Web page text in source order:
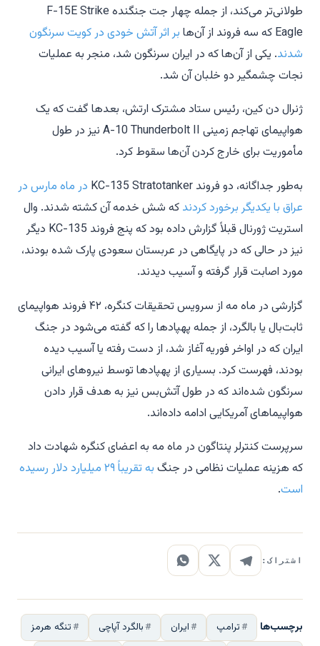
طولانی‌تر می‌کند، از جمله چهار جت جنگنده F-15E Strike
Eagle که سه فروند از آن‌ها
بر اثر آتش خودی در کویت سرنگون
شدند. یکی از آن‌ها که در ایران سرنگون شد، منجر به عملیات
نجات چشمگیر دو خلبان آن شد.
ژنرال دن کین، رئیس ستاد مشترک ارتش، بعدها گفت که یک
هواپیمای تهاجم زمینی A-10 Thunderbolt II نیز در طول
مأموریت برای خارج کردن آن‌ها سقوط کرد.
به‌طور جداگانه، دو فروند KC-135 Stratotanker
در ماه مارس در
عراق با یکدیگر برخورد کردند که شش خدمه آن کشته شدند. وال
استریت ژورنال قبلاً گزارش داده بود که پنج فروند KC-135 دیگر
نیز در حالی که در پایگاهی در عربستان سعودی پارک شده بودند،
مورد اصابت قرار گرفته و آسیب دیدند.
گزارشی در ماه مه از سرویس تحقیقات کنگره، ۴۲ فروند هواپیمای
ثابت‌بال یا بالگرد، از جمله پهپادها را که گفته می‌شود در جنگ
ایران که در اواخر فوریه آغاز شد، از دست رفته یا آسیب دیده
بودند، فهرست کرد. بسیاری از پهپادها توسط نیروهای ایرانی
سرنگون شده‌اند که در طول آتش‌بس نیز به هدف قرار دادن
هواپیماهای آمریکایی ادامه داده‌اند.
سرپرست کنترلر پنتاگون در ماه مه به اعضای کنگره شهادت داد
که هزینه عملیات نظامی در جنگ
به تقریباً ۲۹ میلیارد دلار رسیده
است.
اشتراک:
برچسب‌ها ترامپ ایران بالگرد آپاچی
تنگه هرمز